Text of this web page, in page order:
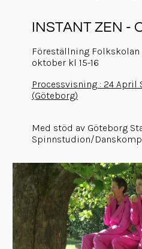
INSTANT ZEN -
Föreställning Folkskolan
oktober kl 15-16
Processvisning : 24
(Göteborg)
Med stöd av Göteborg
Spinnstudion/